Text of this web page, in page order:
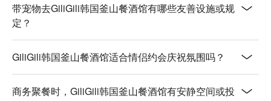
带宠物去GiliGili韩国釜山餐酒馆有哪些友善设施或规
定？
GiliGili韩国釜山餐酒馆适合情侣约会庆祝氛围吗？
商务聚餐时，GiliGili韩国釜山餐酒馆有安静空间或投